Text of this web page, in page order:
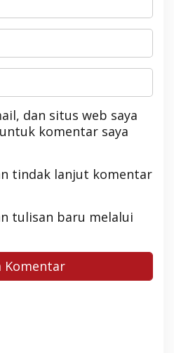
dan situs web saya
komentar saya
tindak lanjut komentar
tulisan baru melalui